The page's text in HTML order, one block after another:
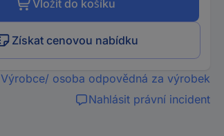
Vložit do košíku
Získat cenovou nabídku
Výrobce/ osoba odpovědná za výrobek
Nahlásit právní incident